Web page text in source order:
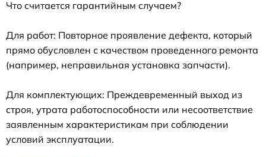
Что считается гарантийным случаем?
Для работ: Повторное проявление дефекта, который
прямо обусловлен с качеством проведенного ремонта
(например, неправильная установка запчасти).
Для комплектующих: Преждевременный выход из
строя, утрата работоспособности или несоответствие
заявленным характеристикам при соблюдении
условий эксплуатации.